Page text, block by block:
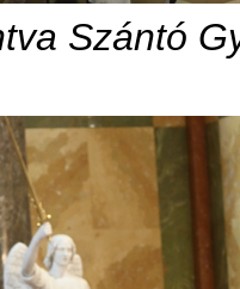
Szántó